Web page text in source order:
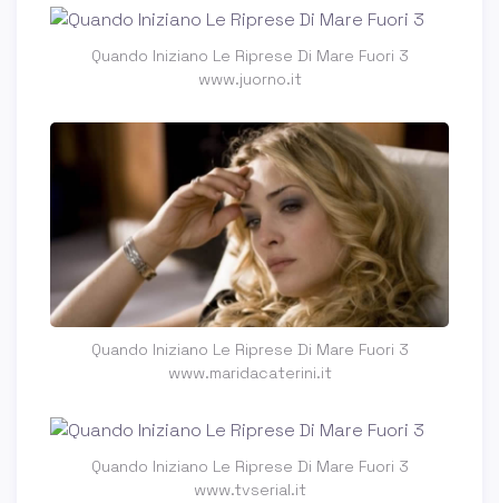
Quando Iniziano Le Riprese Di Mare Fuori 3
www.juorno.it
Quando Iniziano Le Riprese Di Mare Fuori 3
www.maridacaterini.it
Quando Iniziano Le Riprese Di Mare Fuori 3
www.tvserial.it